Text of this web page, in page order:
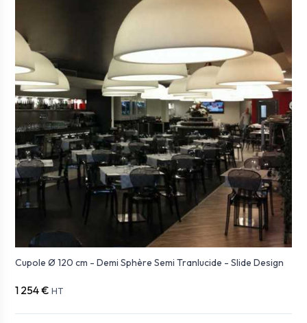
Cupole Ø 120 cm - Demi Sphère Semi Tranlucide - Slide Design
1 254 € HT